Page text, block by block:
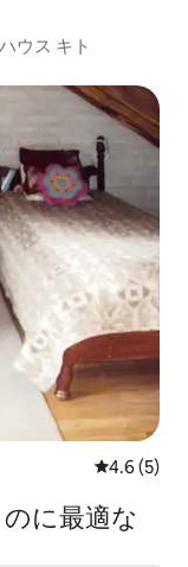
ウス キト
レビュー5
4.6 (5)
に最⁠適⁠な